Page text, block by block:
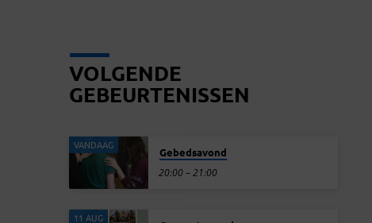
VOLGENDE
GEBEURTENISSEN
VANDAAG
Gebedsavond
20:00 – 21:00
11 AUG